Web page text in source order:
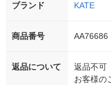
ブランド KATE
商品番号 AA76686
返品について
返品不可
お客様の